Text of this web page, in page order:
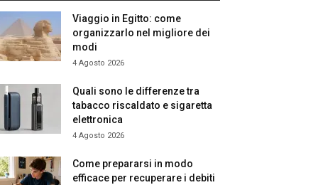
Viaggio in Egitto: come
organizzarlo nel migliore dei
modi
4 Agosto 2026
Quali sono le differenze tra
tabacco riscaldato e sigaretta
elettronica
4 Agosto 2026
Come prepararsi in modo
efficace per recuperare i debiti